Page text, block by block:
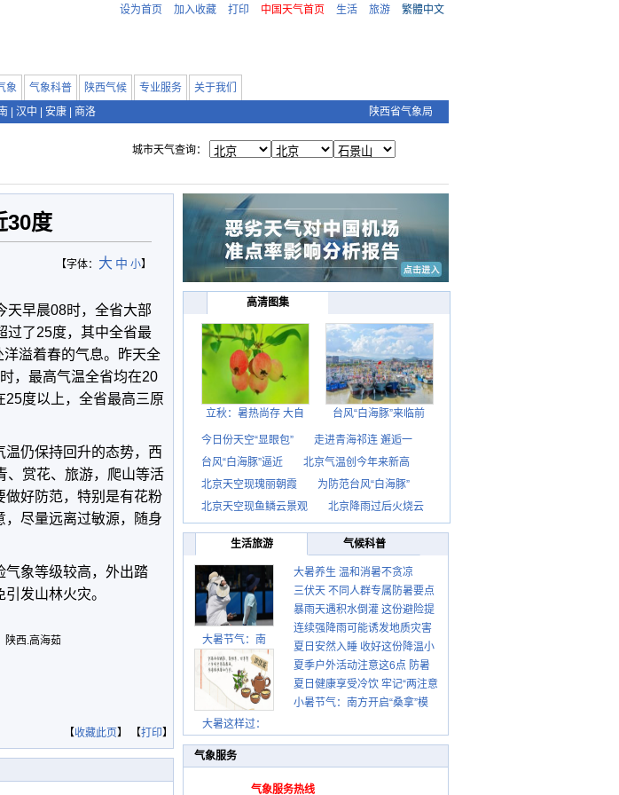
设为首页 加入收藏 打印 中国天气首页 生活 旅游 繁體中文
象 气象科普 陕西气候 专业服务
关于我们
汉中 安康 商洛 陕西省气象局
城市天气查询：
30度
【字体： 大 中 小】
天早晨08时，全省大部
过了25度，其中全省最
溢着春的气息。昨天全
，最高气温全省均在20
度以上，全省最高三原
温仍保持回升的态势，西
、赏花、旅游，爬山等活
做好防范，特别是有花粉
尽量远离过敏源，随身
气象等级较高，外出踏
发山林火灾。
陕西.高海茹
【收藏此页】 【打印】
高清图集
立秋：暑热尚存 大自 台风“白海豚”来临前
今日份天空“显眼包”
走进青海祁连 邂逅一
台风“白海豚”逼近
北京气温创今年来新高
北京天空现瑰丽朝霞
为防范台风“白海豚”
北京天空现鱼鳞云景观
北京降雨过后火烧云
生活旅游
气候科普
大暑节气：南
大暑这样过：
大暑养生 温和消暑不贪凉
三伏天 不同人群专属防暑要点
请收好
暴雨天遇积水倒灌 这份避险提
示请收好
连续强降雨可能诱发地质灾害
这些前兆要知道
夏日安然入睡 收好这份降温小
贴士
夏季户外活动注意这6点 防暑
健身两不误
夏日健康享受冷饮 牢记“两注意
一控制”
小暑节气：南方开启“桑拿”模
气象服务
气象服务热线